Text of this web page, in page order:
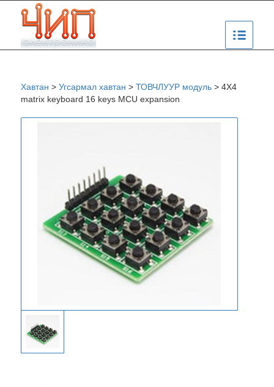
Хавтан > Угсармал хавтан > ТОВЧЛУУР модуль> 4X4
matrix keyboard 16 keys MCU expansion